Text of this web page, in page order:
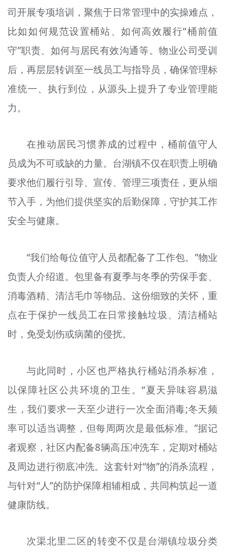
司开展专项培训，聚焦于日常管理中的实操难点，
比如如何规范设置桶站、如何高效履行“桶前值
守”职责、如何与居民有效沟通等。物业公司受训
后，再层层转训至一线员工与指导员，确保管理标
准统一、执行到位，从源头上提升了专业管理能
力。
在推动居民习惯养成的过程中，桶前值守人
员成为不可或缺的力量。台湖镇不仅在职责上明确
要求他们履行引导、宣传、管理三项责任，更从细
节入手，为他们提供坚实的后勤保障，守护其工作
安全与健康。
“我们给每位值守人员都配备了工作包。”物业
负责人介绍道。包里备有夏季与冬季的劳保手套、
消毒酒精、清洁毛巾等物品。这份细致的关怀，重
点在于保护一线员工在日常接触垃圾、清洁桶站
时，免受划伤或病菌的侵扰。
与此同时，小区也严格执行桶站消杀标准，
以保障社区公共环境的卫生。“夏天异味容易滋
生，我们要求一天至少进行一次全面消毒;冬天频
率可以适当调整，但每周两次是最低标准。”据记
者观察，社区内配备8辆高压冲洗车，定期对桶站
及周边进行彻底冲洗。这套针对“物”的消杀流程，
与针对“人”的防护保障相辅相成，共同构筑起一道
健康防线。
次渠北里二区的转变不仅是台湖镇垃圾分类